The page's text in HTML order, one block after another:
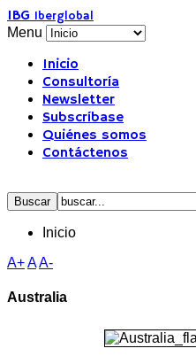
IBG Iberglobal
Menu
Inicio
Consultoría
Newsletter
Subscríbase
Quiénes somos
Contáctenos
Inicio
A+AA-
Australia